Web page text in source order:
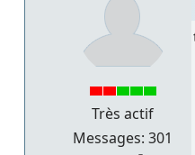
Très actif
Messages: 301